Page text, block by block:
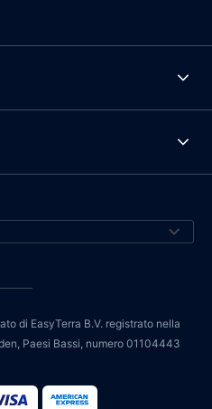
di EasyTerra B.V. registrato nella
Paesi Bassi, numero 01104443